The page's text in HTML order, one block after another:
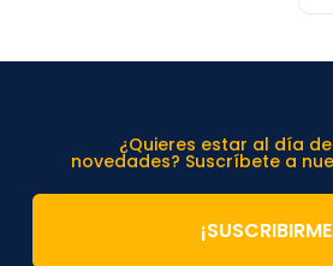
¿Quieres estar al día
novedades? Suscríbete a